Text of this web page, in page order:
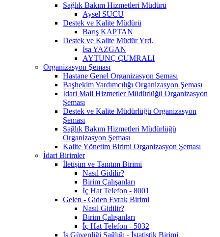
Sağlık Bakım Hizmetleri Müdürü
Aysel SUCU
Destek ve Kalite Müdürü
Barış KAPTAN
Destek ve Kalite Müdür Yrd.
İsa YAZGAN
AYTUNÇ ÇUMRALI
Organizasyon Şeması
Hastane Genel Organizasyon Şeması
Başhekim Yardımcılığı Organizasyon Şeması
İdari Mali Hizmetler Müdürlüğü Organizasyon
Şeması
Destek ve Kalite Müdürlüğü Organizasyon
Şeması
Sağlık Bakım Hizmetleri Müdürlüğü
Organizasyon Şeması
Kalite Yönetim Birimi Organizasyon Şeması
İdari Birimler
İletişim ve Tanıtım Birimi
Nasıl Gidilir?
Birim Çalışanları
İç Hat Telefon - 8001
Gelen - Giden Evrak Birimi
Nasıl Gidilir?
Birim Çalışanları
İç Hat Telefon - 5032
İş Güvenliği Sağlığı - İstatistik Birimi